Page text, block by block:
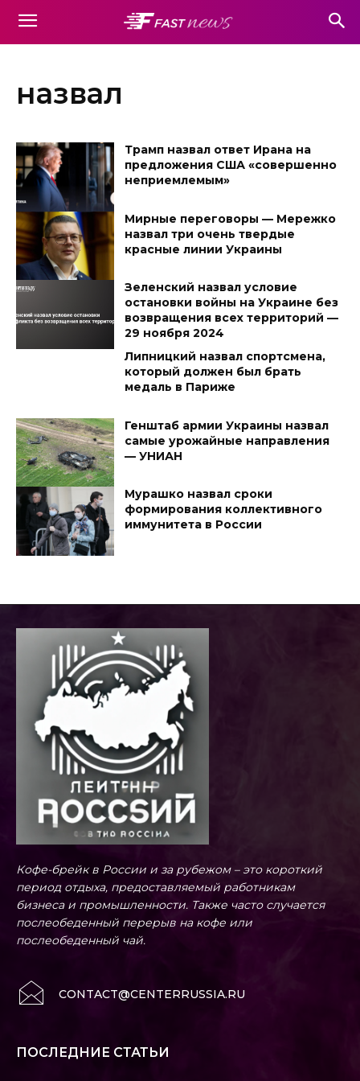
назвал
Трамп назвал ответ Ирана на
предложения США «совершенно
неприемлемым»
Мирные переговоры — Мережко
назвал три очень твердые
красные линии Украины
Зеленский назвал условие
остановки войны на Украине без
возвращения всех территорий —
29 ноября 2024
Липницкий назвал спортсмена,
который должен был брать
медаль в Париже
Генштаб армии Украины назвал
самые урожайные направления
— УНИАН
Мурашко назвал сроки
формирования коллективного
иммунитета в России
Кофе-брейк в России и за рубежом – это короткий
период отдыха, предоставляемый работникам
бизнеса и промышленности. Также часто случается
послеобеденный перерыв на кофе или
послеобеденный чай.
CONTACT@CENTERRUSSIA.RU
ПОСЛЕДНИЕ СТАТЬИ